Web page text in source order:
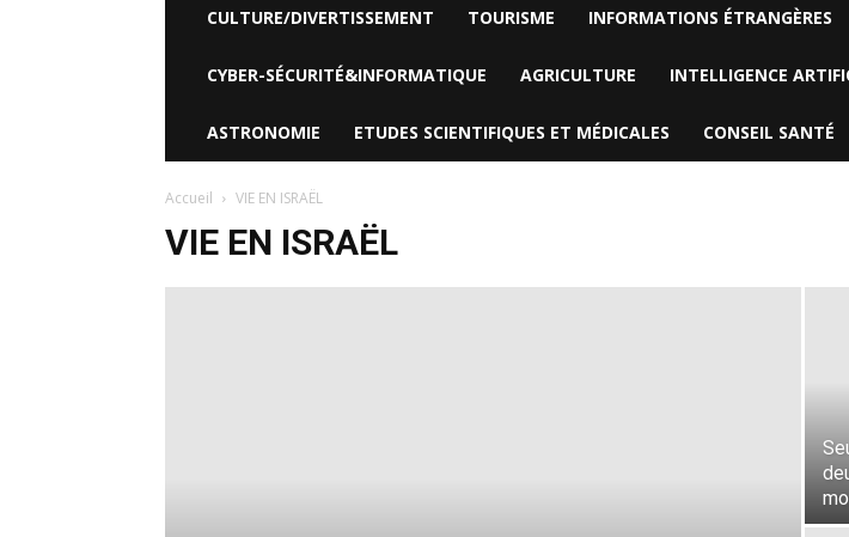
CULTURE/DIVERTISSEMENT TOURISME INFORMATIONS ÉTRANGÈRES
CYBER-SÉCURITÉ&INFORMATIQUE AGRICULTURE INTELLIGENCE
ASTRONOMIE ETUDES SCIENTIFIQUES ET MÉDICALES CONSEIL SANTÉ
Accueil VIE EN ISRAËL
VIE EN ISRAËL